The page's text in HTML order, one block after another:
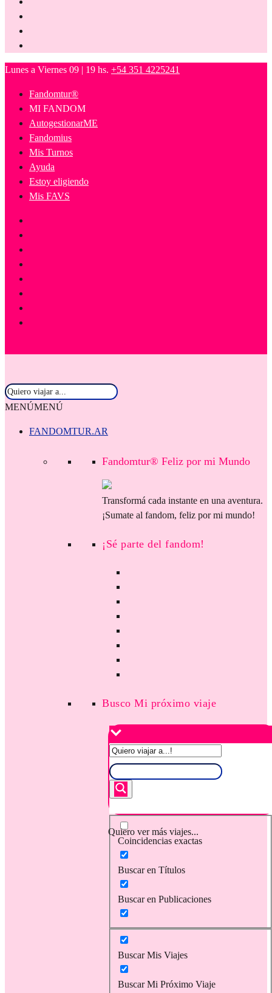
Lunes a Viernes 09 | 19 hs. +54 351 4225241
Fandomtur®
MI FANDOM
AutogestionarME
Fandomius
Mis Turnos
Ayuda
Estoy eligiendo
Mis FAVS
MENÚMENÚ
FANDOMTUR.AR
Fandomtur® Feliz por mi Mundo
Transformá cada instante en una aventura.
¡Sumate al fandom, feliz por mi mundo!
¡Sé parte del fandom!
Busco Mi próximo viaje
Quiero ver más viajes...
Coincidencias exactas
Buscar en Títulos
Buscar en Publicaciones
Buscar Mis Viajes
Buscar Mi Próximo Viaje